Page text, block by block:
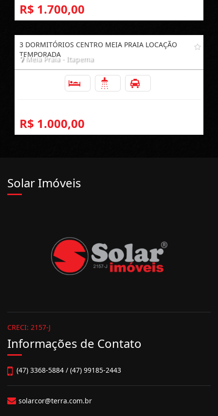
R$ 1.700,00
3 DORMITÓRIOS CENTRO MEIA PRAIA LOCAÇÃO
TEMPORADA
Meia Praia - Itapema
R$ 1.000,00
Solar Imóveis
CRECI: 2157-J
Informações de Contato
(47) 3368-5884 / (47) 99185-2443
solarcor@terra.com.br